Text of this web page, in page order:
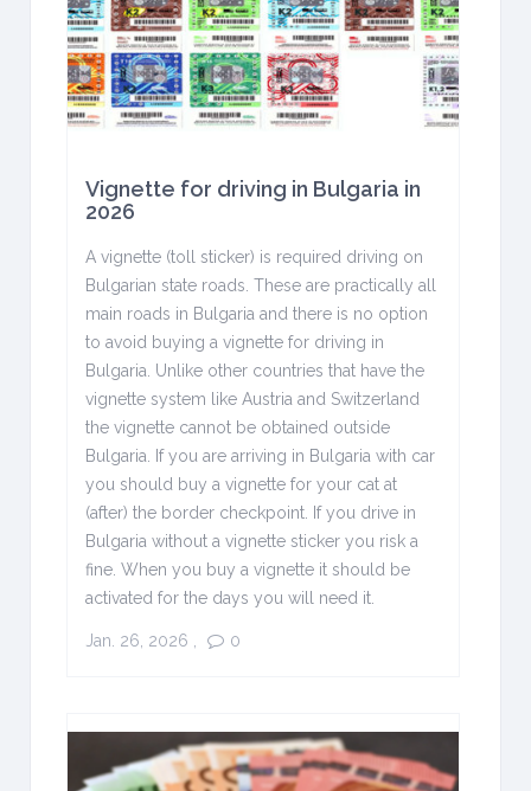
Vignette for driving in Bulgaria in
2026
A vignette (toll sticker) is required driving on
Bulgarian state roads. These are practically all
main roads in Bulgaria and there is no option
to avoid buying a vignette for driving in
Bulgaria. Unlike other countries that have the
vignette system like Austria and Switzerland
the vignette cannot be obtained outside
Bulgaria. If you are arriving in Bulgaria with car
you should buy a vignette for your cat at
(after) the border checkpoint. If you drive in
Bulgaria without a vignette sticker you risk a
fine. When you buy a vignette it should be
activated for the days you will need it.
Jan. 26, 2026 0